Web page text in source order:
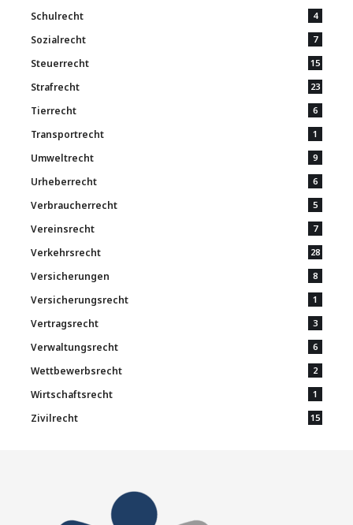
Schulrecht 4
Sozialrecht 7
Steuerrecht 15
Strafrecht 23
Tierrecht 6
Transportrecht 1
Umweltrecht 9
Urheberrecht 6
Verbraucherrecht 5
Vereinsrecht 7
Verkehrsrecht 28
Versicherungen 8
Versicherungsrecht 1
Vertragsrecht 3
Verwaltungsrecht 6
Wettbewerbsrecht 2
Wirtschaftsrecht 1
Zivilrecht 15